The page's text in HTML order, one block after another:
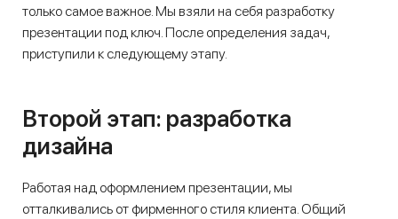
только самое важное. Мы взяли на себя разработку
презентации под ключ. После определения задач,
приступили к следующему этапу.
Второй этап: разработка
дизайна
Работая над оформлением презентации, мы
отталкивались от фирменного стиля клиента. Общий